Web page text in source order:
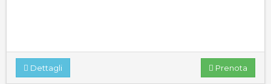
Prenota
Dettagli